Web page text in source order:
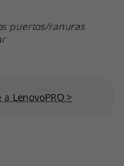
puertos/ranuras
a LenovoPRO >